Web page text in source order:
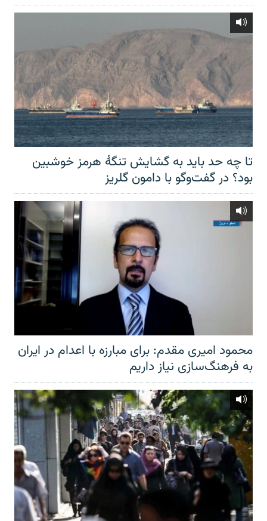
تا چه حد باید به گشایش تنگهٔ هرمز خوشبین
بود؟ در گفت‌وگو با دامون گلریز
محمود امیری مقدم: برای مبارزه با اعدام در ایران
به فرهنگ‌سازی نیاز داریم